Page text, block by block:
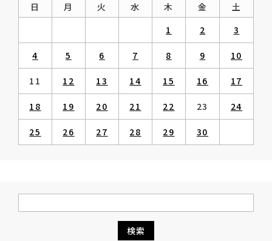
日 月 火 水 木 金
土
1
2 3
4 5 6 7 8 9 10
11 12 13 14 15 16 17
18 19 20 21 22 23 24
25 26 27 28 29 30